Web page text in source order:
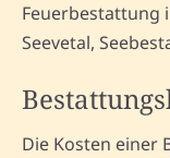
Feuerbestattung
Seevetal,
Die Kosten einer